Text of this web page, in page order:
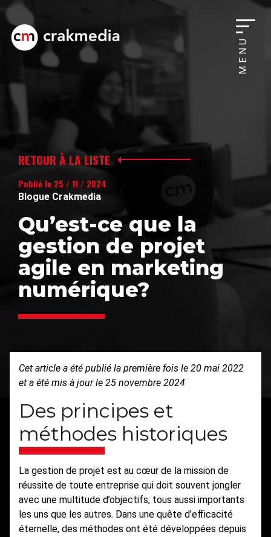
MENU
RETOUR À LA LISTE
Publié le 25 / 11 / 2024
Blogue Crakmedia
Qu’est-ce que la
gestion de projet
agile en marketing
numérique?
Cet article a été publié la première fois le 20 mai 2022
et a été mis à jour le 25 novembre 2024
Des principes et
méthodes historiques
La gestion de projet est au cœur de la mission de
réussite de toute entreprise qui doit souvent jongler
avec une multitude d’objectifs, tous aussi importants
les uns que les autres. Dans une quête d’efficacité
éternelle, des méthodes ont été développées depuis